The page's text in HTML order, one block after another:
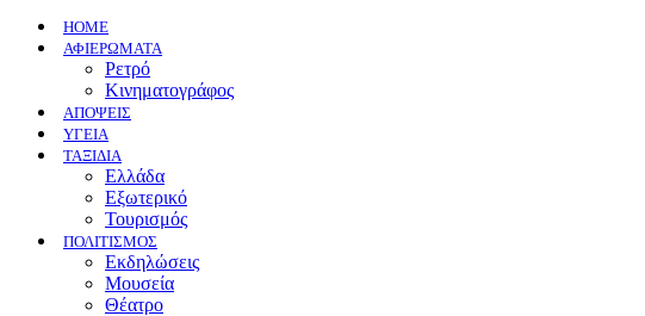
HOME
ΑΦΙΕΡΩΜΑΤΑ
Ρετρό
Κινηματογράφος
ΑΠΟΨΕΙΣ
ΥΓΕΙΑ
ΤΑΞΙΔΙΑ
Ελλάδα
Εξωτερικό
Τουρισμός
ΠΟΛΙΤΙΣΜΟΣ
Eκδηλώσεις
Mουσεία
Θέατρο